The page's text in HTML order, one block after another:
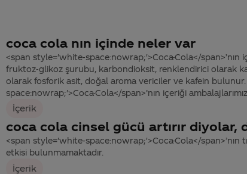
coca cola nın içinde neler var
<span style='white-space:nowrap;'>Coca-Cola</span>’nın
fruktoz-glikoz şurubu, karbondioksit, renklendirici olarak
olarak fosforik asit, doğal aroma vericiler ve kafein
space:nowrap;'>Coca-Cola</span>’nın içeriği
İçerik
coca cola cinsel gücü artırır diyolar,
<span style='white-space:nowrap;'>Coca-Cola</span>’nın
etkisi bulunmamaktadır.
İçerik